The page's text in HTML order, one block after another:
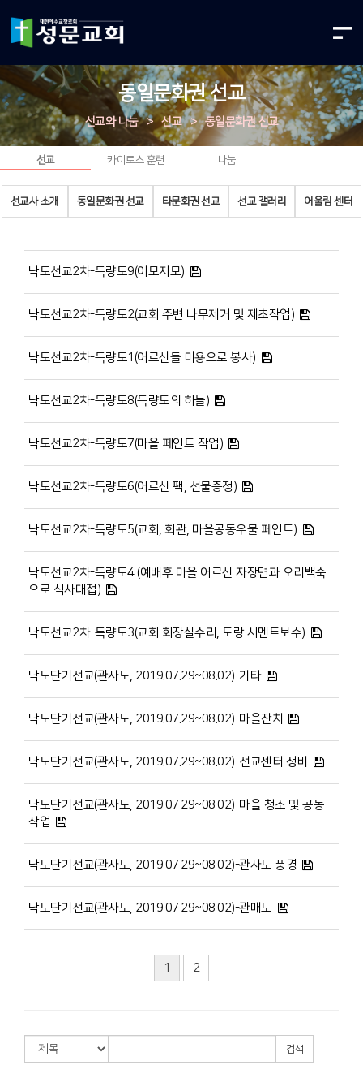
동일문화권 선교
선교와 나눔 > 선교 > 동일문화권 선교
선교 카이로스 훈련 나눔
선교사 소개 동일문화권 선교 타문화권 선교 선교 갤러리 어울림 센터
낙도선교2차-득량도9(이모저모)
낙도선교2차-득량도2(교회 주변 나무제거 및 제초작업)
낙도선교2차-득량도1(어르신들 미용으로 봉사)
낙도선교2차-득량도8(득량도의 하늘)
낙도선교2차-득량도7(마을 페인트 작업)
낙도선교2차-득량도6(어르신 팩, 선물증정)
낙도선교2차-득량도5(교회, 회관, 마을공동우물 페인트)
낙도선교2차-득량도4 (예배후 마을 어르신 자장면과 오리백숙
으로 식사대접)
낙도선교2차-득량도3(교회 화장실수리, 도랑 시멘트보수)
낙도단기선교(관사도, 2019.07.29~08.02)-기타
낙도단기선교(관사도, 2019.07.29~08.02)-마을잔치
낙도단기선교(관사도, 2019.07.29~08.02)-선교센터 정비
낙도단기선교(관사도, 2019.07.29~08.02)-마을 청소 및 공동
작업
낙도단기선교(관사도, 2019.07.29~08.02)-관사도 풍경
낙도단기선교(관사도, 2019.07.29~08.02)-관매도
1 2
검색